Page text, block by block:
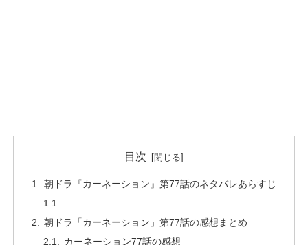
目次
朝ドラ『カーネーション』第77話のネタバレあらすじ
朝ドラ「カーネーション」第77話の感想まとめ
カーネーション77話の感想